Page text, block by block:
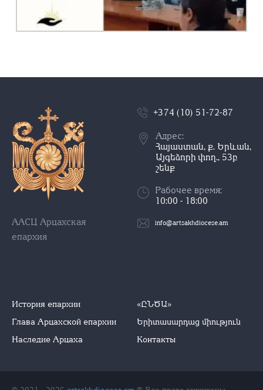
ААСЦ Арцахская
епархия
История епархии
Глава Арцахской епархии
Наследие Арцаха
«ԸՆԾԱ»
Երիտասարդաց միություն
Контакты
+374 (10) 51-72-87
Адрес:
Հայաստան, ք. Երևան,
Այգեձորի փող., 53բ
շենք
Рабочее время:
10:00 - 18:00
info@artsakhdiocese.am